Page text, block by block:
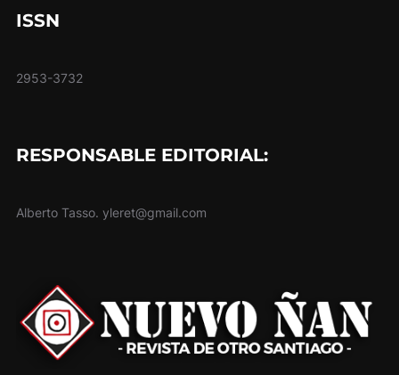
ISSN
2953-3732
RESPONSABLE EDITORIAL:
Alberto Tasso. yleret@gmail.com